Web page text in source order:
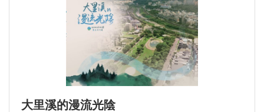
大里溪的漫流光陰